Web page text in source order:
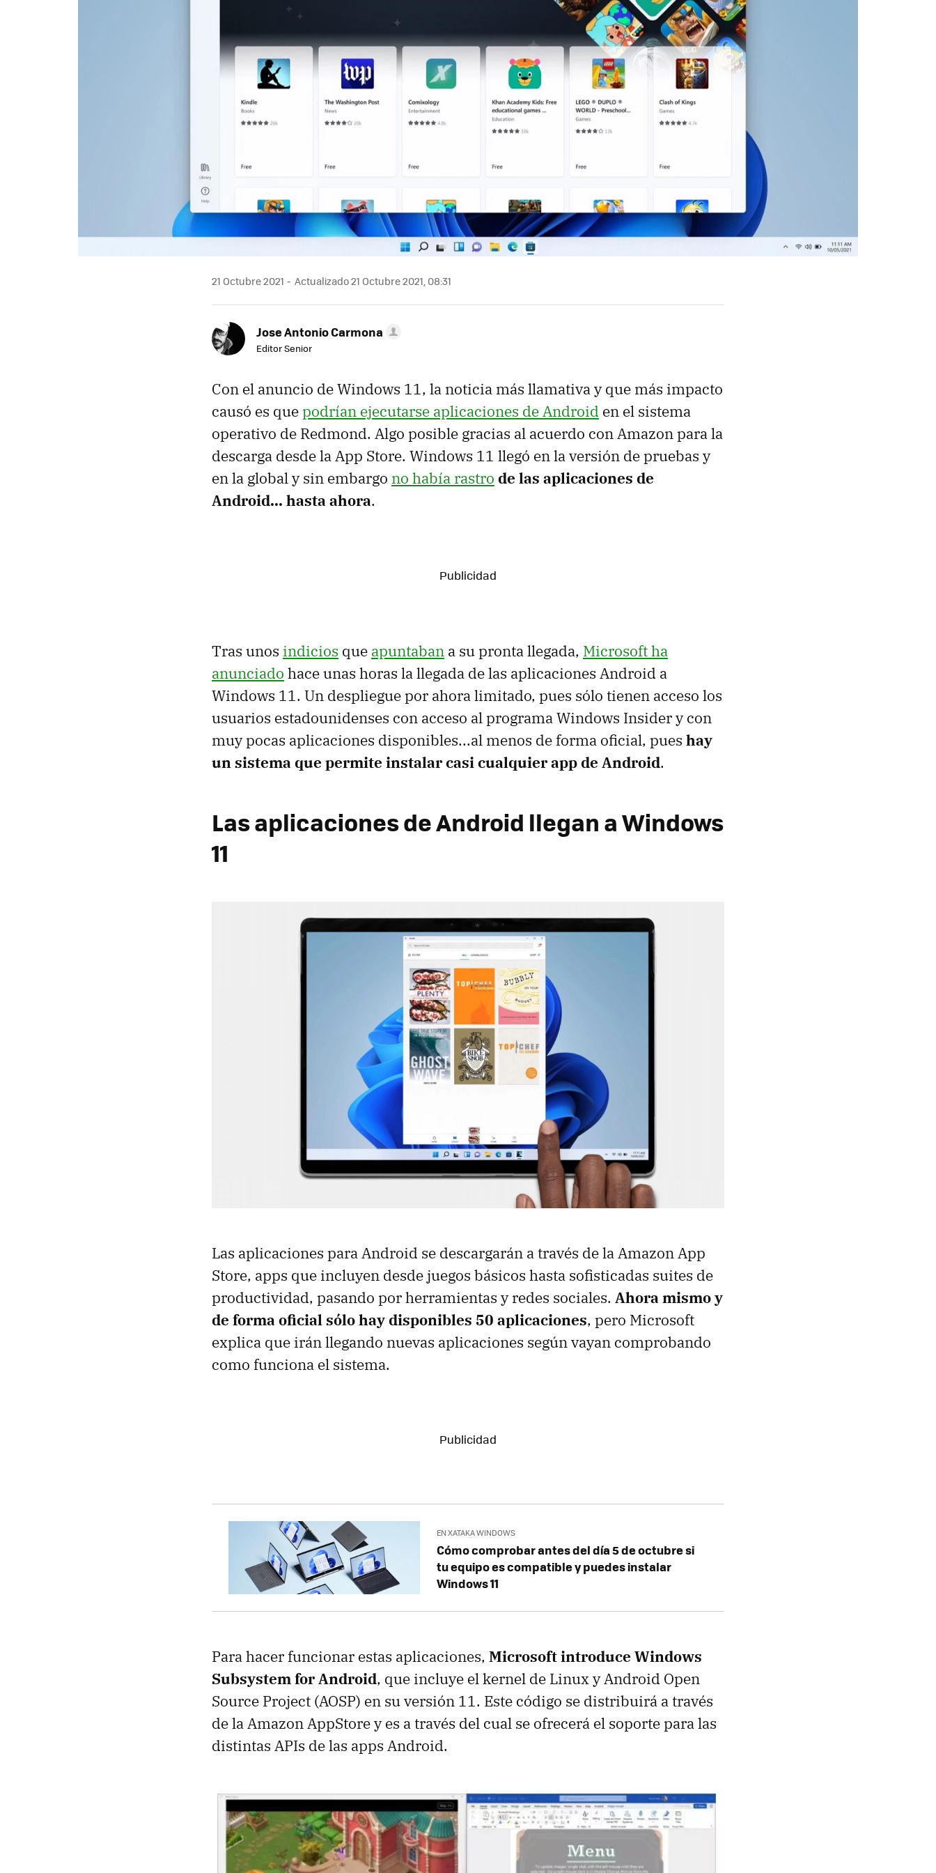
21 Octubre 2021 Actualizado 21 Octubre 2021, 08:31
Jose Antonio Carmona
Editor Senior
Con el anuncio de Windows 11, la noticia más llamativa y que más impacto
causó es quepodrían ejecutarse aplicaciones de Android en el sistema
operativo de Redmond. Algo posible gracias al acuerdo con Amazon para la
descarga desde la App Store. Windows 11 llegó en la versión de pruebas y
en la global y sin embargo no había rastro de las aplicaciones de
Android... hasta ahora.
Tras unos indicios que apuntaban a su pronta llegada, Microsoft ha
anunciado hace unas horas la llegada de las aplicaciones Android a
Windows 11. Un despliegue por ahora limitado, pues sólo tienen acceso los
usuarios estadounidenses con acceso al programa Windows Insider y con
muy pocas aplicaciones disponibles...al menos de forma oficial, pues hay
un sistema que permite instalar casi cualquier app de Android.
Las aplicaciones de Android llegan a Windows
11
Las aplicaciones para Android se descargarán a través de la Amazon App
Store, apps que incluyen desde juegos básicos hasta sofisticadas suites de
productividad, pasando por herramientas y redes sociales. Ahora mismo y
de forma oficial sólo hay disponibles 50 aplicaciones, pero Microsoft
explica que irán llegando nuevas aplicaciones según vayan comprobando
como funciona el sistema.
EN XATAKA WINDOWS
Cómo comprobar antes del día 5 de octubre si
tu equipo es compatible y puedes instalar
Windows 11
Para hacer funcionar estas aplicaciones, Microsoft introduce Windows
Subsystem for Android, que incluye el kernel de Linux y Android Open
Source Project (AOSP) en su versión 11. Este código se distribuirá a través
de la Amazon AppStore y es a través del cual se ofrecerá el soporte para las
distintas APIs de las apps Android.